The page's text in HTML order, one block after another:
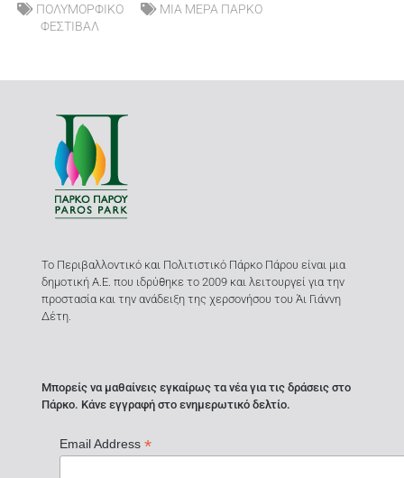
ΠΟΛΥΜΟΡΦΙΚΟ
ΦΕΣΤΙΒΑΛ
ΜΙΑ ΜΕΡΑ ΠΑΡΚΟ
Το Περιβαλλοντικό και Πολιτιστικό Πάρκο Πάρου είναι μια
δημοτική Α.Ε. που ιδρύθηκε το 2009 και λειτουργεί για την
προστασία και την ανάδειξη της χερσονήσου του Άι Γιάννη
Δέτη.
Μπορείς να μαθαίνεις εγκαίρως τα νέα για τις δράσεις στο
Πάρκο. Κάνε εγγραφή στο ενημερωτικό δελτίο.
Email Address *